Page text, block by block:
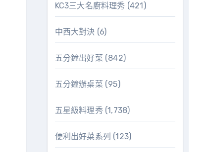
KC3三大名廚料理秀 (421)
中西大對決 (6)
五分鐘出好菜 (842)
五分鐘辦桌菜 (95)
五星級料理秀(1,738)
便利出好菜系列 (123)